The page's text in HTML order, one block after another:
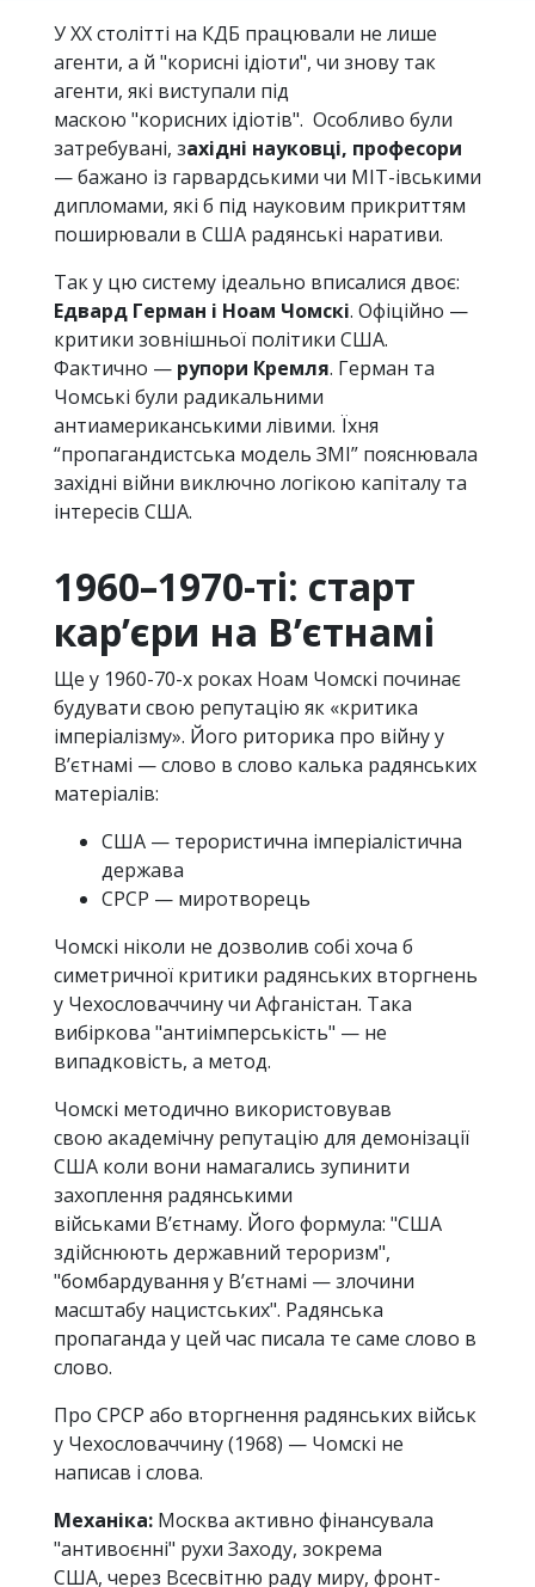
У ХХ столітті на КДБ працювали не лише
агенти, а й "корисні ідіоти", чи знову так
агенти, які виступали під
маскою "корисних ідіотів". Особливо були
затребувані, західні науковці, професори
— бажано із гарвардськими чи MIT-івськими
дипломами, які б під науковим прикриттям
поширювали в США радянські наративи.
Так у цю систему ідеально вписалися двоє:
Едвард Герман і Ноам Чомскі. Офіційно —
критики зовнішньої політики США.
Фактично — рупори Кремля. Герман та
Чомські були радикальними
антиамериканськими лівими. Їхня
“пропагандистська модель ЗМІ” пояснювала
західні війни виключно логікою капіталу та
інтересів США.
1960–1970-ті: старт
кар’єри на В’єтнамі
Ще у 1960-70-х роках Ноам Чомскі починає
будувати свою репутацію як «критика
імперіалізму». Його риторика про війну у
Вʼєтнамі — слово в слово калька радянських
матеріалів:
США — терористична імперіалістична
держава
СРСР — миротворець
Чомскі ніколи не дозволив собі хоча б
симетричної критики радянських вторгнень
у Чехословаччину чи Афганістан. Така
вибіркова "антиімперськість" — не
випадковість, а метод.
Чомскі методично використовував
свою академічну репутацію для демонізації
США коли вони намагались зупинити
захоплення радянськими
військами В’єтнаму. Його формула: "США
здійснюють державний тероризм",
"бомбардування у В’єтнамі — злочини
масштабу нацистських". Радянська
пропаганда у цей час писала те саме слово в
слово.
Про СРСР або вторгнення радянських військ
у Чехословаччину (1968) — Чомскі не
написав і слова.
Механіка: Москва активно фінансувала
"антивоєнні" рухи Заходу, зокрема
США, через Всесвітню раду миру, фронт-